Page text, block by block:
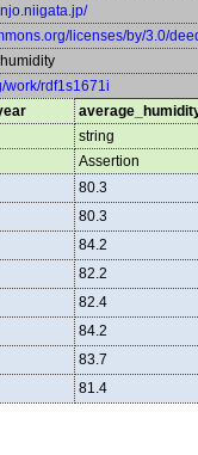
licenses/by/3.0/
work/rdf1s1671i
string
Assertion
80.3
80.3
84.2
82.2
82.4
84.2
83.7
81.4